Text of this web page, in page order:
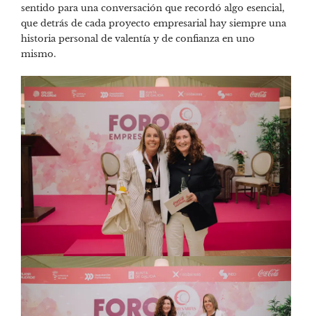
sentido para una conversación que recordó algo esencial,
que detrás de cada proyecto empresarial hay siempre una
historia personal de valentía y de confianza en uno
mismo.